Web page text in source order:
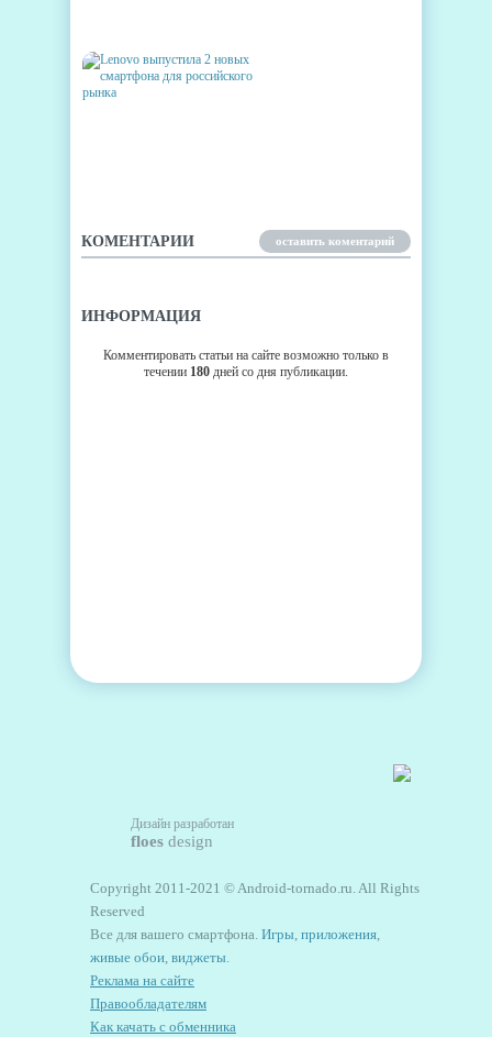
КОМЕНТАРИИ оставить коментарий
ИНФОРМАЦИЯ
Комментировать статьи на сайте возможно только в
течении 180 дней со дня публикации.
Дизайн разработан
floes design
Copyright 2011-2021 © Android-tornado.ru. All Rights
Reserved
Все для вашего смартфона. Игры, приложения,
живые обои, виджеты.
Реклама на сайте
Правообладателям
Как качать с обменника